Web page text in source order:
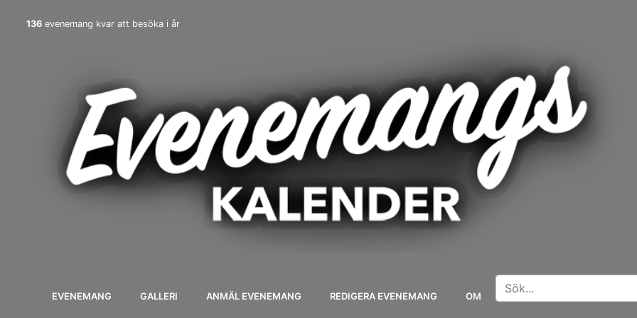
136 evenemang kvar att besöka i år
EVENEMANG GALLERI ANMÄL EVENEMANG REDIGERA EVENEMANG OM